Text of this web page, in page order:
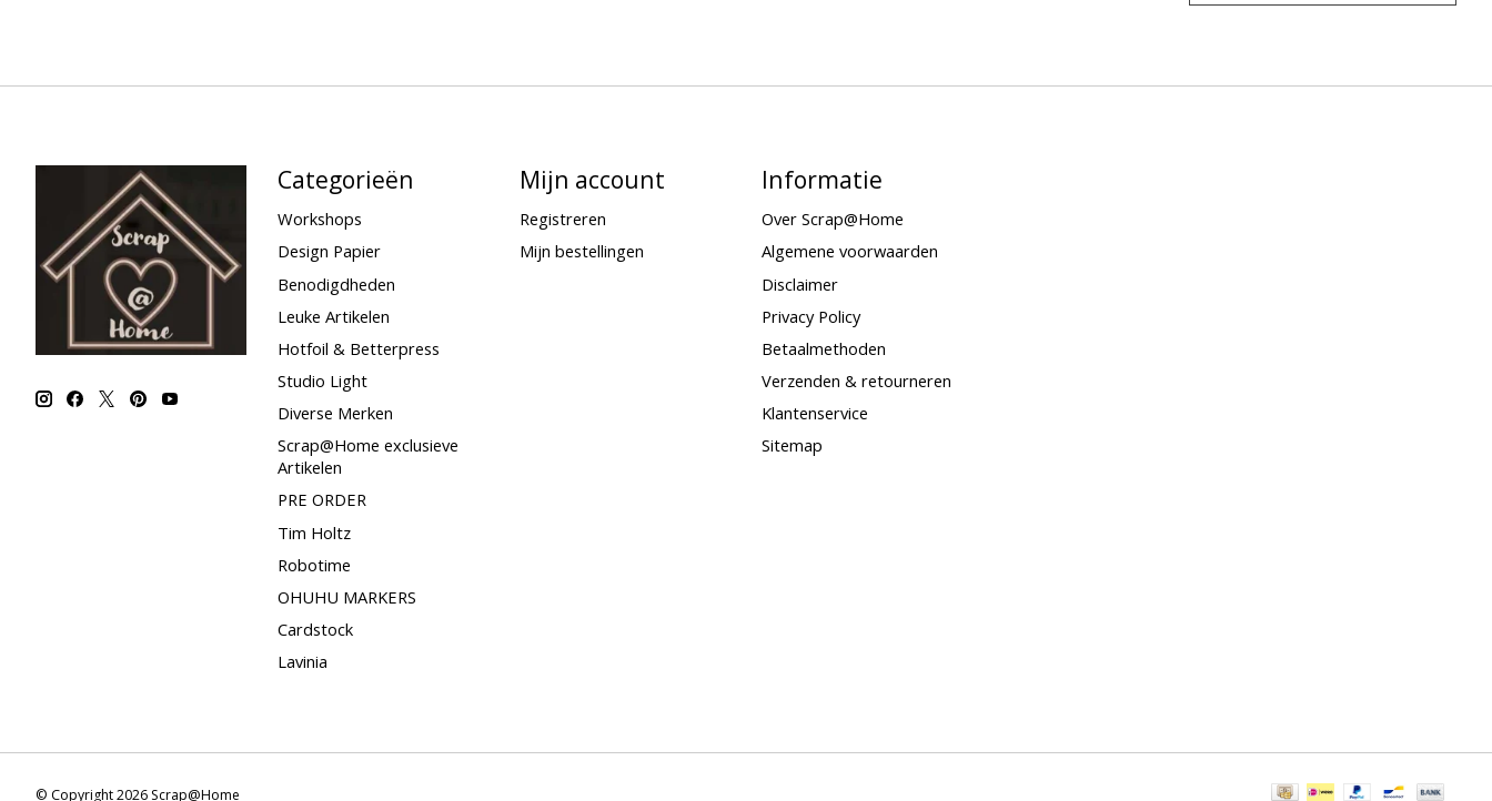
Categorieën
Workshops
Design Papier
Benodigdheden
Leuke Artikelen
Hotfoil & Betterpress
Studio Light
Diverse Merken
Scrap@Home exclusieve
Artikelen
PRE ORDER
Tim Holtz
Robotime
OHUHU MARKERS
Cardstock
Lavinia
Mijn account
Registreren
Mijn bestellingen
Informatie
Over Scrap@Home
Algemene voorwaarden
Disclaimer
Privacy Policy
Betaalmethoden
Verzenden & retourneren
Klantenservice
Sitemap
© Copyright 2026 Scrap@Home